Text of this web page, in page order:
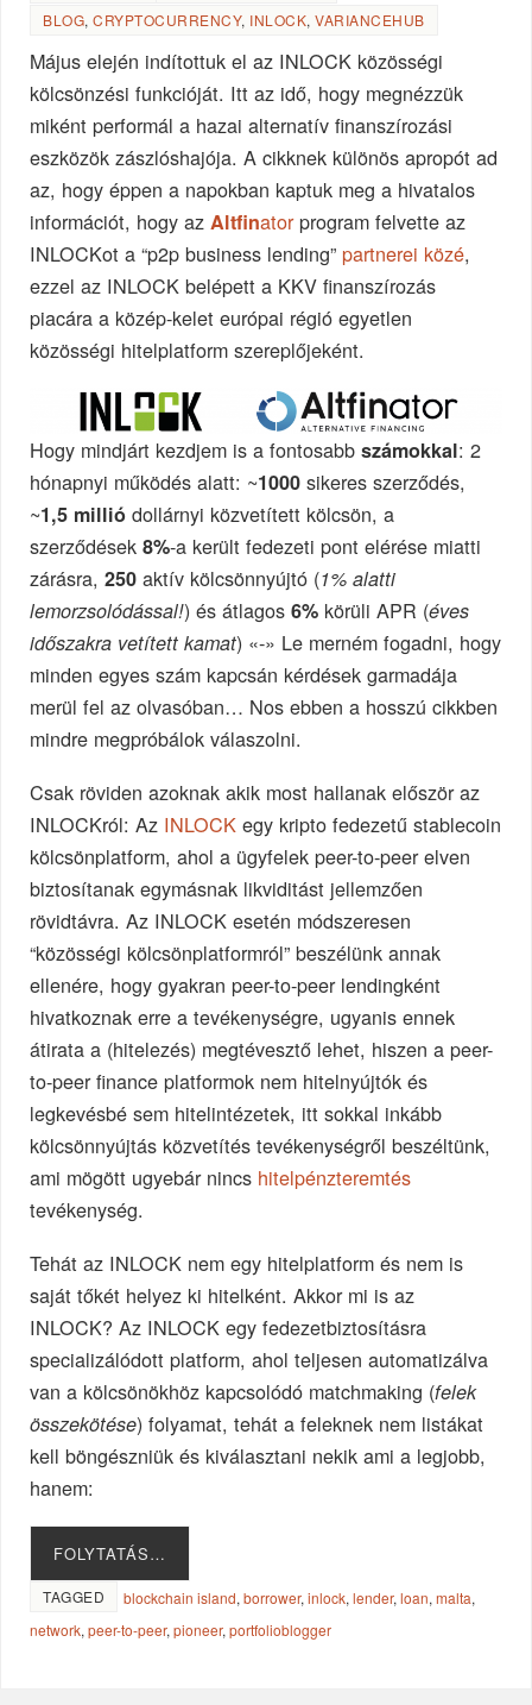
BLOG,CRYPTOCURRENCY, INLOCK,VARIANCEHUB
Május elején indítottuk el az INLOCK közösségi
kölcsönzési funkcióját. Itt az idő, hogy megnézzük
miként performál a hazai alternatív finanszírozási
eszközök zászlóshajója. A cikknek különös apropót ad
az, hogy éppen a napokban kaptuk meg a hivatalos
információt, hogy azAltfinatorprogram felvette az
INLOCKot a “p2p business lending”partnerei közé,
ezzel az INLOCK belépett a KKV finanszírozás
piacára a közép-kelet európai régió egyetlen
közösségi hitelplatform szereplőjeként.
Hogy mindjárt kezdjem is a fontosabbszámokkal: 2
hónapnyi működés alatt: ~1000 sikeres szerződés,
~1,5 millió dollárnyi közvetített kölcsön, a
szerződések8%-a került fedezeti pont elérése miatti
zárásra,250 aktív kölcsönnyújtó (1% alatti
lemorzsolódással!) és átlagos6% körüli APR (éves
időszakra vetített kamat) «-» Le merném fogadni, hogy
minden egyes szám kapcsán kérdések garmadája
merül fel az olvasóban… Nos ebben a hosszú cikkben
mindre megpróbálok válaszolni.
Csak röviden azoknak akik most hallanak először az
INLOCKról: Az INLOCK egy kripto fedezetű stablecoin
kölcsönplatform, ahol a ügyfelek peer-to-peer elven
biztosítanak egymásnak likviditást jellemzően
rövidtávra. Az INLOCK esetén módszeresen
“közösségi kölcsönplatformról” beszélünk annak
ellenére, hogy gyakran peer-to-peer lendingként
hivatkoznak erre a tevékenységre, ugyanis ennek
átirata a (hitelezés) megtévesztő lehet, hiszen a peer-
to-peer finance platformok nem hitelnyújtók és
legkevésbé sem hitelintézetek, itt sokkal inkább
kölcsönnyújtás közvetítés tevékenységről beszéltünk,
ami mögött ugyebár nincs hitelpénzteremtés
tevékenység.
Tehát az INLOCK nem egy hitelplatform és nem is
saját tőkét helyez ki hitelként. Akkor mi is az
INLOCK? Az INLOCK egy fedezetbiztosításra
specializálódott platform, ahol teljesen automatizálva
van a kölcsönökhöz kapcsolódó matchmaking (felek
összekötése) folyamat, tehát a feleknek nem listákat
kell böngészniük és kiválasztani nekik ami a legjobb,
hanem:
FOLYTATÁS…
TAGGED blockchain island,borrower,inlock,lender,loan,malta,
network,peer-to-peer,pioneer,portfolioblogger